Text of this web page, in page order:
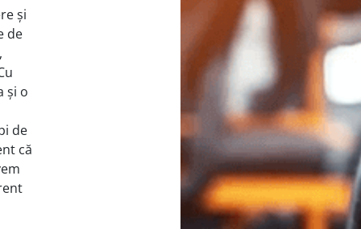
și
de
și o
de
că